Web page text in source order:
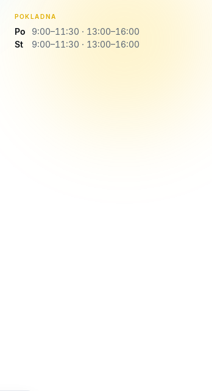
POKLADNA
Po
9:00–11:30 · 13:00–16:00
St
9:00–11:30 · 13:00–16:00